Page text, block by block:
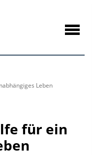
Leben
für ein